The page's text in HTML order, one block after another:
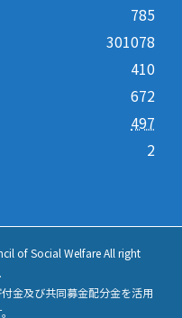
785
301078
410
672
497
2
of Social Welfare All right
金及び共同募金配分金を活用